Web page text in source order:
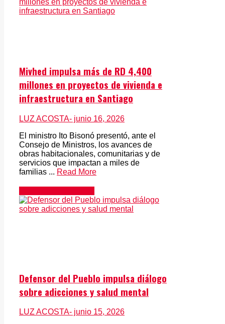
Mivhed impulsa más de RD 4,400
millones en proyectos de vivienda e
infraestructura en Santiago
LUZ ACOSTA- junio 16, 2026
El ministro Ito Bisonó presentó, ante el
Consejo de Ministros, los avances de
obras habitacionales, comunitarias y de
servicios que impactan a miles de
familias ... Read More
Defensor del Pueblo impulsa diálogo
sobre adicciones y salud mental
LUZ ACOSTA- junio 15, 2026